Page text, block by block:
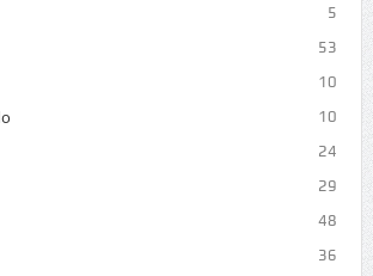
5
53
10
10
24
29
48
36